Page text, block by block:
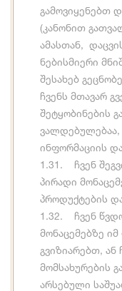
გამოვიყენებთ
(კანონით
ამასთან,
ნებისმიერი
შესახებ
ჩვენს მთავარ
შეტყობინების
ინფორმაციის
1.31. ჩვენ
პირადი
პროდუქტების
1.32. ჩვენ
მონაცემებზე
გვიზიარებთ, ან
მომსახურების
არსებული